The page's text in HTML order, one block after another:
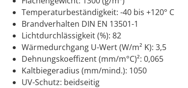
Temperaturbeständigkeit: -40 bis +120° C
Brandverhalten DIN EN 13501-1
Lichtdurchlässigkeit (%): 82
Wärmedurchgang U-Wert (W/m² K): 3,5
Dehnungskoeffizent (mm/m°C)²: 0,065
Kaltbiegeradius (mm/mind.): 1050
UV-Schutz: beidseitig